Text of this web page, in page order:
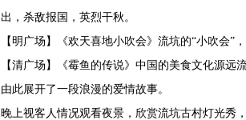
出，杀敌报国，英烈干秋。
【明广场】《欢天喜地小吹会》流坑的“小吹会”
【清广场】《霉鱼的传说》中国的美食文化源
由此展开了一段浪漫的爱情故事。
晚上视客人情况观看夜景，欣赏流坑古村灯光秀